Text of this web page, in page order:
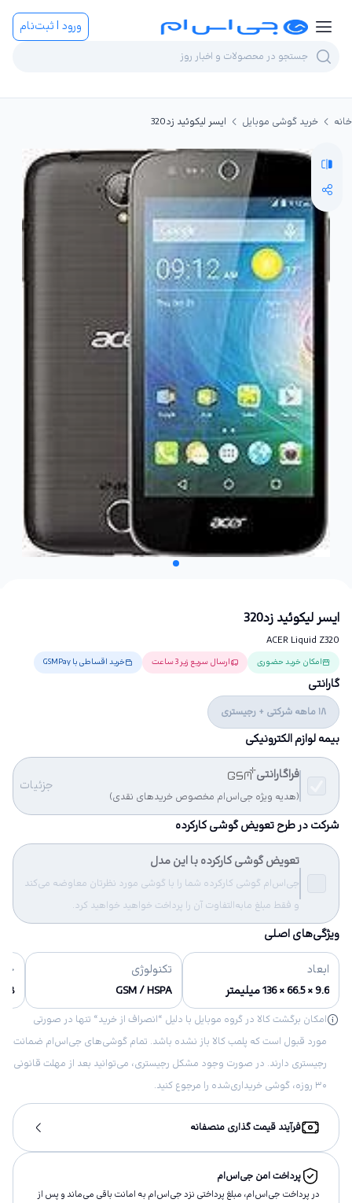
ورود | ثبت‌نام
خانه خرید گوشی موبایل ایسر لیکوئید زد320
ایسر لیکوئید زد320
ACER Liquid Z320
امکان خرید حضوری ارسال سریع زیر 3 ساعت خرید اقساطی با GSMPay
گارانتی
18 ماهه شرکتی + رجیستری
بیمه لوازم الکترونیکی
فراگارانتی
(هدیه ویژه جی‌اس‌ام مخصوص خریدهای نقدی)
جزئیات
شرکت در طرح تعویض گوشی کارکرده
تعویض گوشی کارکرده با این مدل
جی‌اس‌ام گوشی کارکرده شما را با گوشی مورد نظرتان معاوضه می‌کند
و فقط مبلغ مابه‌التفاوت آن را پرداخت خواهید خواهید کرد.
ویژگی‌های اصلی
ابعاد
9.6 × 66.5 × 136 میلیمتر
تکنولوژی
GSM / HSPA
8 گیگابایت
امکان برگشت کالا در گروه موبایل با دلیل “انصراف از خرید“ تنها در صورتی
مورد قبول است که پلمب کالا باز نشده باشد. تمام گوشی‌های جی‌اس‌ام ضمانت
رجیستری دارند. در صورت وجود مشکل رجیستری، می‌توانید بعد از مهلت قانونی
۳۰ روزه، گوشی خریداری‌شده را مرجوع کنید.
فرآیند قیمت گذاری منصفانه
پرداخت امن جی‌اس‌ام
در پرداخت جی‌اس‌ام، مبلغ پرداختى نزد جی‌اس‌ام به امانت باقى مى‌ماند و پس از